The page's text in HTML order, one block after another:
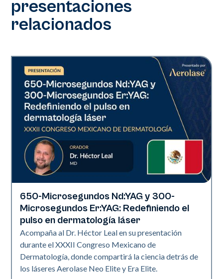
presentaciones
relacionados
Era Elite | Neo Elite | Presentaciones
650-Microsegundos Nd:YAG y 300-
Microsegundos Er:YAG: Redefiniendo el
pulso en dermatología láser
Acompaña al Dr. Héctor Leal en su presentación
durante el XXXII Congreso Mexicano de
Dermatología, donde compartirá la ciencia detrás de
los láseres Aerolase Neo Elite y Era Elite.